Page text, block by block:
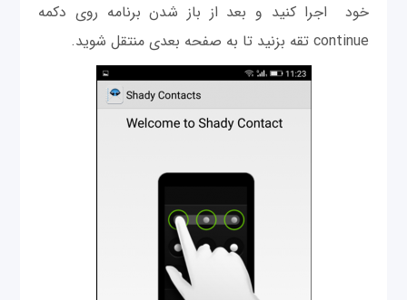
خود اجرا کنید و بعد از باز شدن برنامه روی دکمه
continue تقه بزنید تا به صفحه بعدی منتقل شوید.